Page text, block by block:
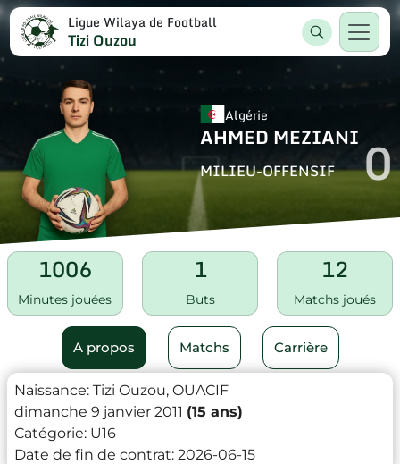
Ligue Wilaya de Football
Tizi Ouzou
Algérie
AHMED MEZIANI
MILIEU-OFFENSIF 0
1006
Minutes jouées
1
Buts
12
Matchs joués
A propos Matchs Carrière
Naissance: Tizi Ouzou, OUACIF
dimanche 9 janvier 2011 (15 ans)
Catégorie: U16
Date de fin de contrat: 2026-06-15